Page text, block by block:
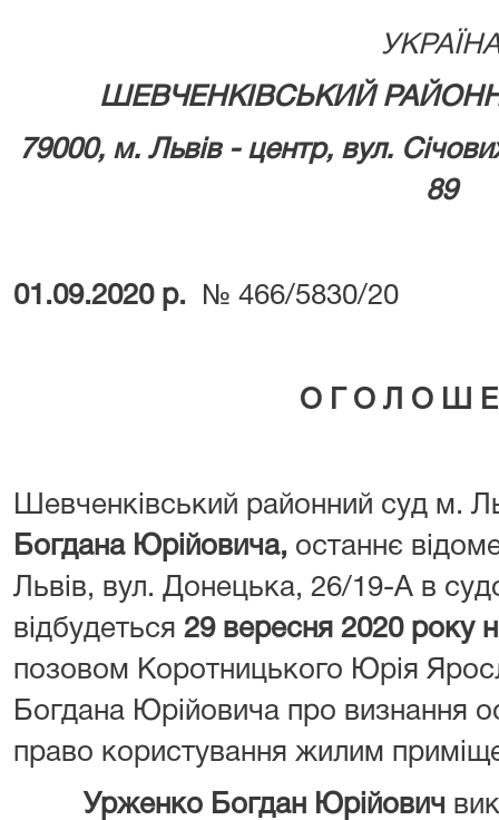
ШЕВЧЕНКІВСЬКИЙ
79000, м. Львів - центр, вул.
89
01.09.2020 р. № 466/5830/20
О Г О Л О Ш
Шевченківський районний суд м.
Богдана Юрійовича, останнє
Львів, вул. Донецька, 26/19-А в
відбудеться 29 вересня 2020 року
позовом Коротницького Юрія
Богдана Юрійовича про визнання
право користування жилим
Урженко Богдан Юрійович